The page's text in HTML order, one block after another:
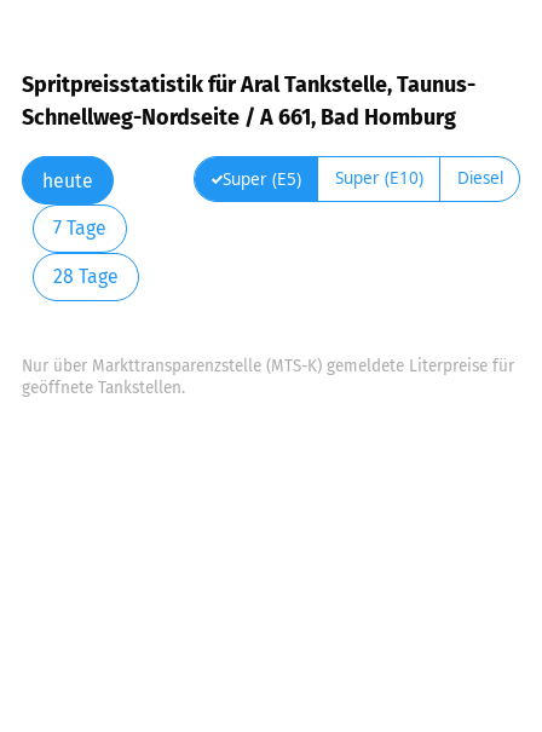
Spritpreisstatistik für Aral Tankstelle, Taunus-
Schnellweg-Nordseite / A 661, Bad Homburg
heute
7 Tage
28 Tage
Super (E5) Super (E10) Diesel
Nur über Markttransparenzstelle (MTS-K) gemeldete Literpreise für
geöffnete Tankstellen.